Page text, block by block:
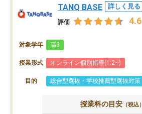
TANQ BASE 詳しく見る
評価 4.6
対象学年 高3
授業形式 オンライン個別指導(1:2~)
目的 総合型選抜・学校推薦型選抜対策
授業料の目安 （税込）